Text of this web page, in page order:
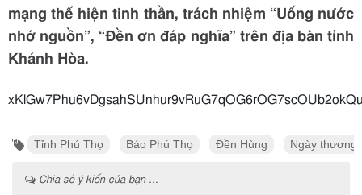
mạng thể hiện tinh thần, trách nhiệm “Uống nước
nhớ nguồn”, “Đền ơn đáp nghĩa” trên địa bàn tỉnh
Khánh Hòa.
Tỉnh Phú Thọ Báo Phú Thọ Đền Hùng Ngày thương
Chia sẻ ý kiến của bạn ...